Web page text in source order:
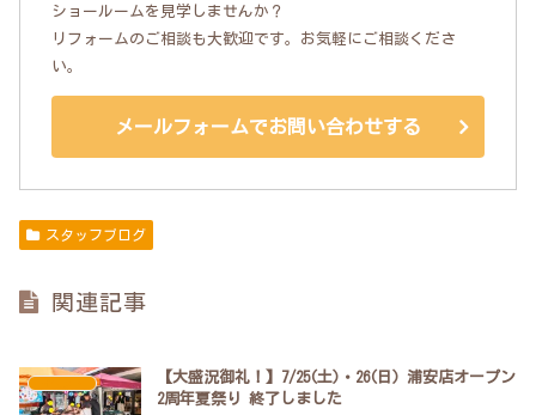
ショールームを見学しませんか？
リフォームのご相談も大歓迎です。お気軽にご相談くださ
い。
メールフォームでお問い合わせする
スタッフブログ
関連記事
【大盛況御礼！】7/25(土)・26(日) 浦安店オープン
2周年夏祭り 終了しました